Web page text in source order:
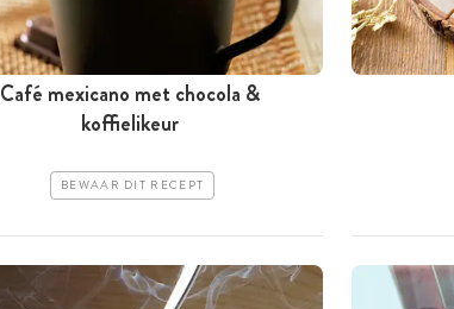
Café mexicano met chocola &
koffielikeur
BEWAAR DIT RECEPT